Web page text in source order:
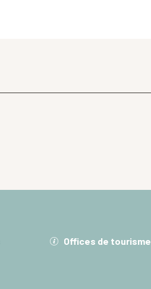
Offices de tourisme